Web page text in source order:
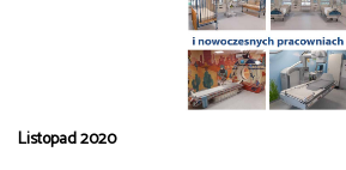
Listopad 2020